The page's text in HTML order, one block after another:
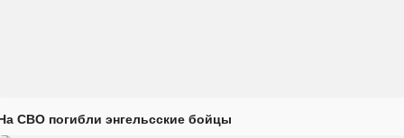
СВО погибли энгельсские бойцы